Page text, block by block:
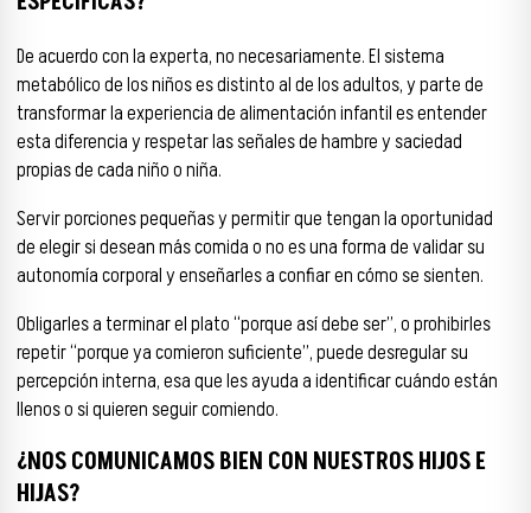
De acuerdo con la experta, no necesariamente. El sistema
metabólico de los niños es distinto al de los adultos, y parte de
transformar la experiencia de alimentación infantil es entender
esta diferencia y respetar las señales de hambre y saciedad
propias de cada niño o niña.
Servir porciones pequeñas y permitir que tengan la oportunidad
de elegir si desean más comida o no es una forma de validar su
autonomía corporal y enseñarles a confiar en cómo se sienten.
Obligarles a terminar el plato “porque así debe ser”, o prohibirles
repetir “porque ya comieron suficiente”, puede desregular su
percepción interna, esa que les ayuda a identificar cuándo están
llenos o si quieren seguir comiendo.
¿NOS COMUNICAMOS BIEN CON NUESTROS HIJOS E
HIJAS?